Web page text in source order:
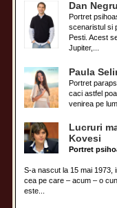
Dan
Portret
scenaristul si
Pesti. Acest
Jupiter,...
Paula
Portret
caci astfel
venirea pe
Lucruri
Kovesi
Portret
S-a nascut la 15 mai 1973,
cea pe care – acum – o
este...